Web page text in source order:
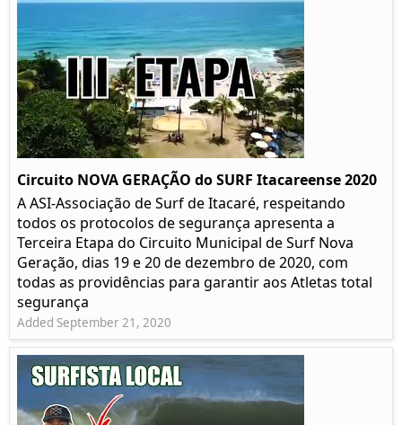
Circuito NOVA GERAÇÃO do SURF Itacareense 2020
A ASI-Associação de Surf de Itacaré, respeitando
todos os protocolos de segurança apresenta a
Terceira Etapa do Circuito Municipal de Surf Nova
Geração, dias 19 e 20 de dezembro de 2020, com
todas as providências para garantir aos Atletas total
segurança
Added September 21, 2020